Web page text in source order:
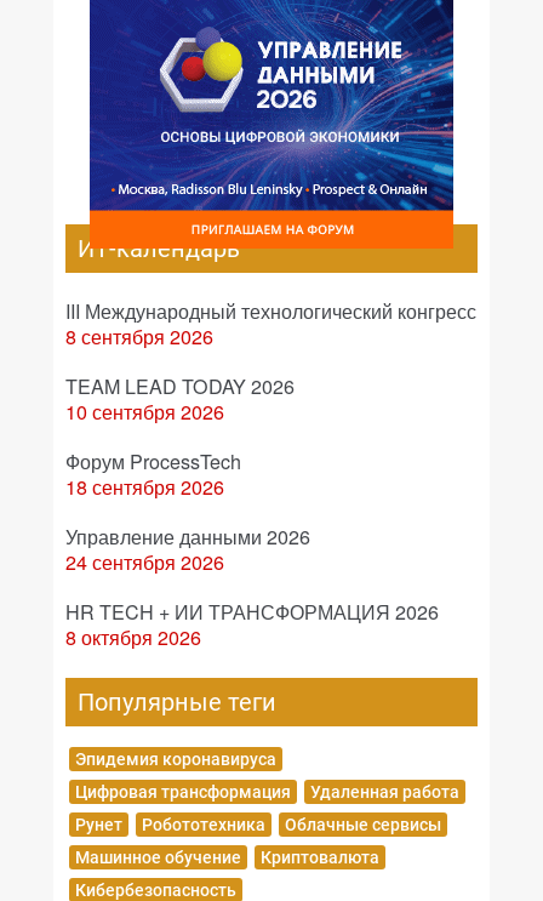
ИТ-календарь
III Международный технологический конгресс
8 сентября 2026
TEAM LEAD TODAY 2026
10 сентября 2026
Форум ProcessTech
18 сентября 2026
Управление данными 2026
24 сентября 2026
HR TECH + ИИ ТРАНСФОРМАЦИЯ 2026
8 октября 2026
Популярные теги
Эпидемия коронавируса
Цифровая трансформация
Удаленная работа
Рунет
Робототехника
Облачные сервисы
Машинное обучение
Криптовалюта
Кибербезопасность